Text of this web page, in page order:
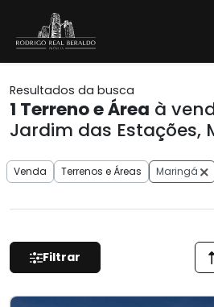
Resultados da busca
1 Terreno e Área à
Jardim das Estações,
Venda Terrenos e Áreas Maringá
Filtrar